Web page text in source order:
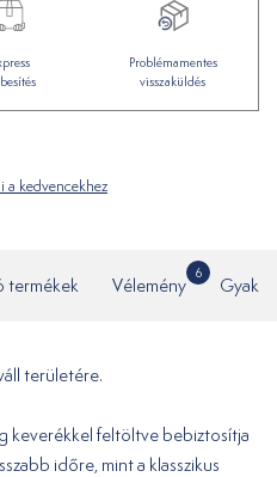
Problémamentes
visszaküldés
a kedvencekhez
termékek Vélemény
6
területére.
keverékkel feltöltve bebiztosítja
időre, mint a klasszikus